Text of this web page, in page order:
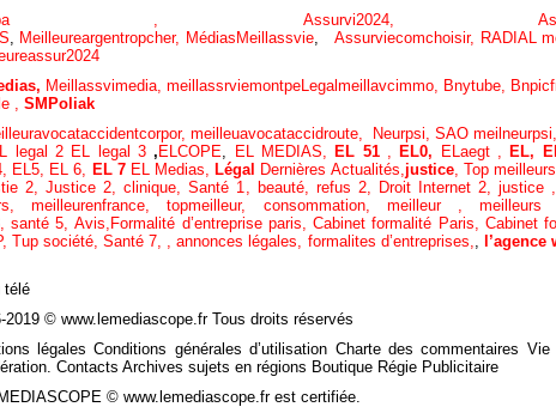
, Assurvi2024,
Meilleureargentropcher, Médias Meillassvie,Assurviecomchoisir, RADIAL
Meillassvimedia, meillassrviemontpe Legalmeillavcimmo, Bnytube,
SMPoliak
meilleuavocataccidroute, Neurpsi, SAO meilneurpsi,
legal 2 EL legal 3 , ELCOPE EL MEDIAS, EL 51, EL0, ELaegt , EL,
EL5, EL 6, EL 7 EL Medias, Légal Dernières Actualités, justice, Top meilleurs
2 ,Justice 2 ,clinique ,Santé 1 , beauté, refus 2, Droit Internet 2, justice,
,meilleurenfrance,topmeilleur, consommation, meilleur , meilleurs
santé 5,Avis Formalité d’entreprise paris, Cabinet formalité Paris, Cabinet
Tup société, Santé 7 ,annonces légales, formalites d’entreprises,
l’agence
télé
© www.lemediascope.fr Tous droits réservés
légales Conditions générales d’utilisation Charte des commentaires Vie
Contacts Archives sujets en régions Boutique Régie Publicitaire
© www.lemediascope.fr est certifiée.